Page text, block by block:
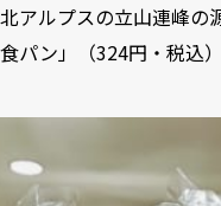
北アルプスの立山連峰の
食パン」（324円・税込）